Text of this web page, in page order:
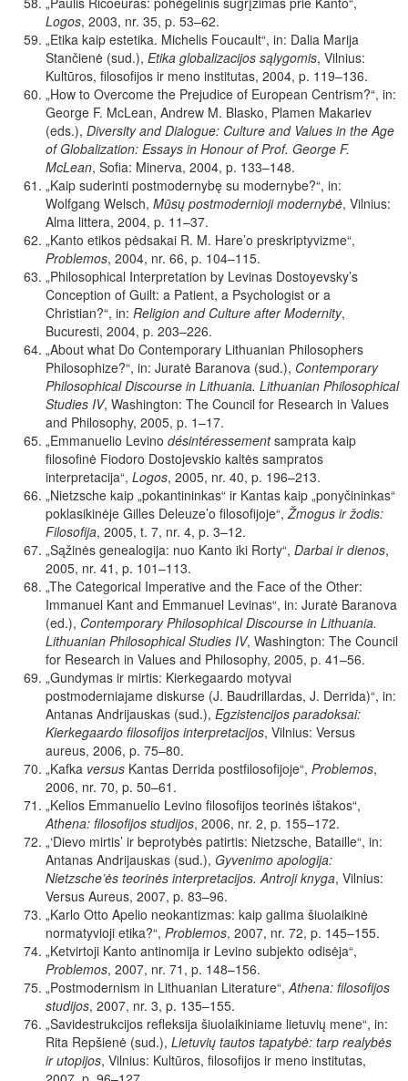
Logos, 2003, nr. 35, p. 53–62.
„Etika kaip estetika. Michelis Foucault“, in: Dalia Marija
Stančienė (sud.), Etika globalizacijos sąlygomis, Vilnius:
Kultūros, filosofijos ir meno institutas, 2004, p. 119–136.
„How to Overcome the Prejudice of European Centrism?“, in:
George F. McLean, Andrew M. Blasko, Plamen Makariev
(eds.), Diversity and Dialogue: Culture and Values in the Age
of Globalization: Essays in Honour of Prof. George F.
McLean, Sofia: Minerva, 2004, p. 133–148.
„Kaip suderinti postmodernybę su modernybe?“, in:
Wolfgang Welsch, Mūsų post­modernioji modernybė, Vilnius:
Alma littera, 2004, p. 11–37.
„Kanto etikos pėdsakai R. M. Hare’o preskriptyvizme“,
Problemos, 2004, nr. 66, p. 104–115.
„Philosophical Interpretation by Levinas Dostoyevsky’s
Conception of Guilt: a Patient, a Psychologist or a
Christian?“, in: Religion and Culture after Modernity,
Bucuresti, 2004, p. 203–226.
„About what Do Contemporary Lithuanian Philosophers
Philosophize?“, in: Juratė Baranova (sud.), Contemporary
Philosophical Discourse in Lithuania. Lithuanian Philosophical
Studies IV, Washington: The Council for Research in Values
and Philosophy, 2005, p. 1–17.
„Emmanuelio Levino désintéressement samprata kaip
filosofinė Fiodoro Dostojevskio kaltės sampratos
interpretacija“, Logos, 2005, nr. 40, p. 196–213.
„Nietzsche kaip „pokantininkas“ ir Kantas kaip „ponyčininkas“
poklasikinėje Gilles Deleuze’o filosofijoje“,Žmogus ir žodis:
Filosofija, 2005, t. 7, nr. 4, p. 3–12.
„Sąžinės genealogija: nuo Kanto iki Rorty“, Darbai ir dienos,
2005, nr. 41, p. 101–113.
„The Categorical Imperative and the Face of the Other:
Immanuel Kant and Emmanuel Levinas“, in: Juratė Baranova
(ed.), Contemporary Philosophical Discourse in Lithuania.
Lithuanian Philosophical Studies IV, Washington: The Council
for Research in Values and Philosophy, 2005, p. 41–56.
„Gundymas ir mirtis: Kierkegaardo motyvai
postmoderniajame diskurse (J. Baudrillardas, J. Derrida)“, in:
Antanas Andrijauskas (sud.), Egzistencijos paradoksai:
Kierkegaardo filosofijos interpretacijos, Vilnius: Versus
aureus, 2006, p. 75–80.
„Kafka versus Kantas Derrida postfilosofijoje“, Problemos,
2006, nr. 70, p. 50–61.
„Kelios Emmanuelio Levino filosofijos teorinės ištakos“,
Athena: filosofijos studijos, 2006, nr. 2, p. 155–172.
„‘Dievo mirtis’ ir beprotybės patirtis: Nietzsche, Bataille“, in:
Antanas Andrijauskas (sud.), Gyvenimo apologija:
Nietzsche’ės teorinės interpretacijos. Antroji knyga, Vilnius:
Versus Aureus, 2007, p. 83–96.
„Karlo Otto Apelio neokantizmas: kaip galima šiuolaikinė
normatyvioji etika?“, Problemos, 2007, nr. 72, p. 145–155.
„Ketvirtoji Kanto antinomija ir Levino subjekto odisėja“,
Problemos, 2007, nr. 71, p. 148–156.
„Postmodernism in Lithuanian Literature“, Athena: filosofijos
studijos, 2007, nr. 3, p. 135–155.
„Savidestrukcijos refleksija šiuolaikiniame lietuvių mene“, in:
Rita Repšienė (sud.), Lietuvių tautos tapatybė: tarp realybės
ir utopijos, Vilnius: Kultūros, filosofijos ir meno institutas,